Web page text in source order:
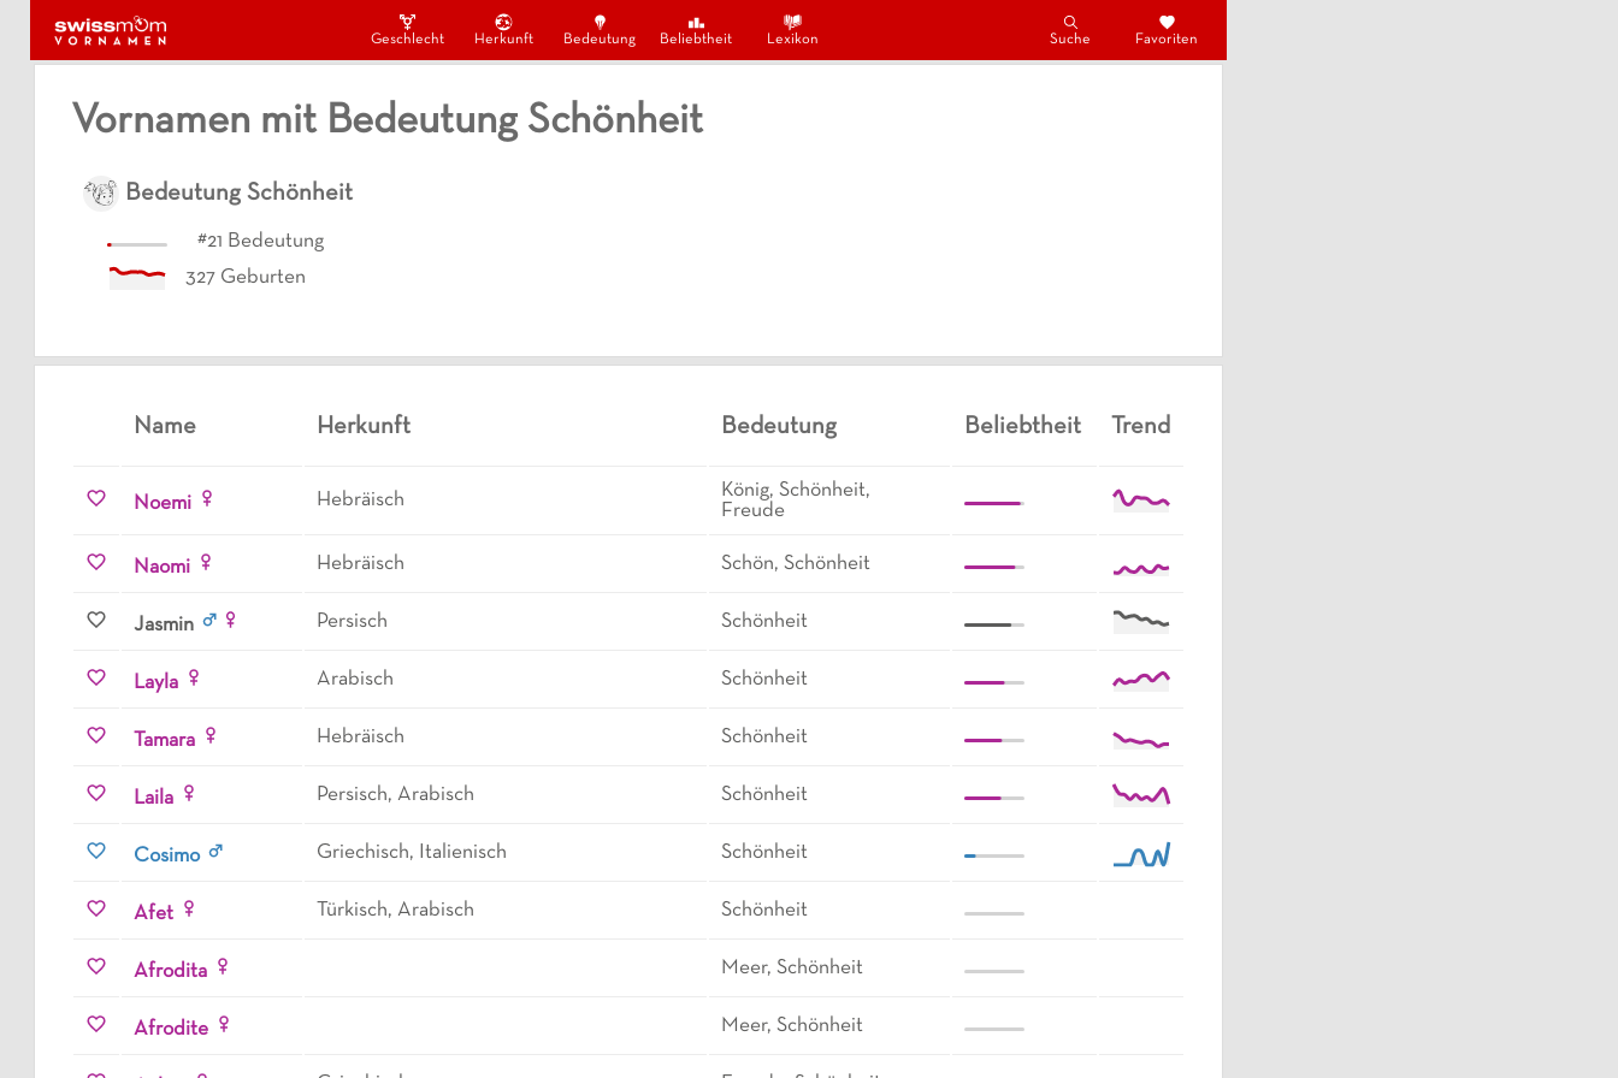
Geschlecht Herkunft Bedeutung Beliebtheit Lexikon Suche Favoriten
Vornamen mit Bedeutung Schönheit
Bedeutung Schönheit
#21 Bedeutung
327 Geburten
Name Herkunft Bedeutung Beliebtheit Trend
Noemi Hebräisch
König, Schönheit,
Freude
Naomi Hebräisch Schön, Schönheit
Jasmin Persisch Schönheit
Layla Arabisch Schönheit
Tamara Hebräisch Schönheit
Laila Persisch, Arabisch Schönheit
Cosimo Griechisch, Italienisch Schönheit
Afet Türkisch, Arabisch Schönheit
Afrodita Meer, Schönheit
Afrodite Meer, Schönheit